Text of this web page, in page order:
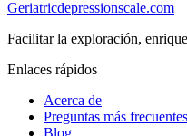
Geriatricdepressionscale.com
Facilitar la exploración,
Enlaces rápidos
Acerca de
Preguntas más frecuentes
Blog